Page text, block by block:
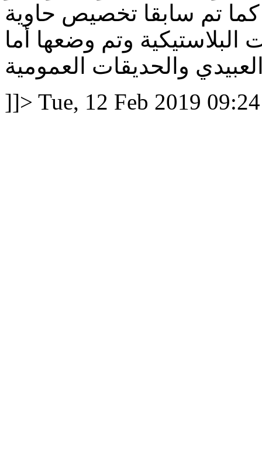
تم سابقا تخصيص حاوية
البلاستيكية وتم وضعها أما
والحديقات العمومية
]]> Tue, 12 Feb 2019